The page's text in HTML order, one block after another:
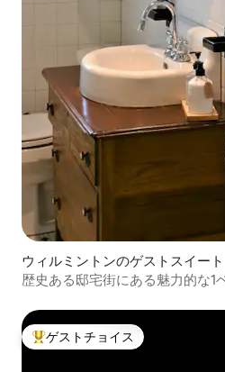
ウィルミントンのゲストスイート
歴史ある邸宅街にある魅力的な1
大好評のゲストチョイスです。
ゲストチョイス